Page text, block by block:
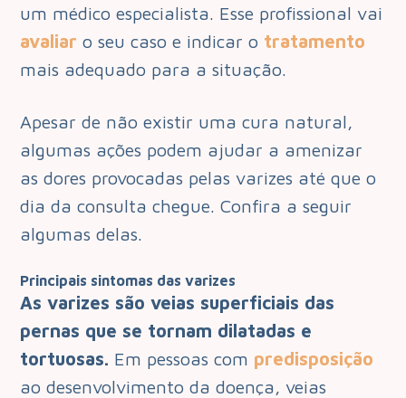
um médico especialista. Esse profissional vai
avaliar o seu caso e indicar o tratamento
mais adequado para a situação.
Apesar de não existir uma cura natural,
algumas ações podem ajudar a amenizar
as dores provocadas pelas varizes até que o
dia da consulta chegue. Confira a seguir
algumas delas.
Principais sintomas das varizes
As varizes são veias superficiais das
pernas que se tornam dilatadas e
tortuosas. Em pessoas com predisposição
ao desenvolvimento da doença, veias